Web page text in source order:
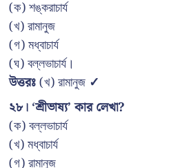
(ক) শঙ্করাচার্য
(খ) রামানুজ
(গ) মধ্বাচার্য
(ঘ) বল্লভাচার্য।
উত্তরঃ(খ) রামানুজ ✓
২৮। ‘শ্রীভাষ্য’ কার লেখা?
(ক) বল্লভাচার্য
(খ) মধ্বাচার্য
(গ) রামানুজ